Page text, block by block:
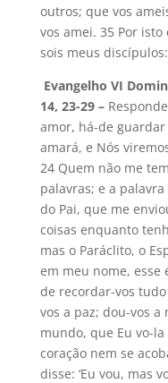
outros; que vos
vos amei. 35 Por
sois meus
Evangelho VI
14, 23-29 –
amor, há-de
amará, e Nós
24 Quem não me
palavras; e a
do Pai, que me
coisas enquanto
mas o Paráclito, o
em meu nome, esse
de recordar-vos tudo
vos a paz; dou-vos a
mundo, que Eu vo-
coração nem se
disse: ‘Eu vou, mas